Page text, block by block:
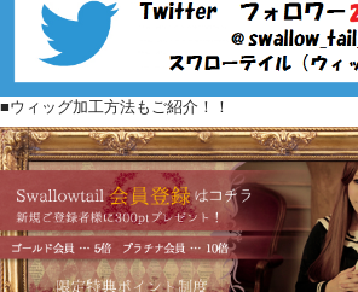
■ウィッグ加工方法もご紹介！！